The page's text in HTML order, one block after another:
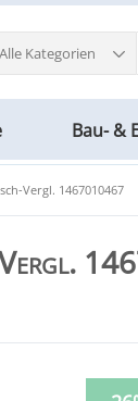
Alle Kategorien
Bau- &
Vergl. 1467010467
Vergl.